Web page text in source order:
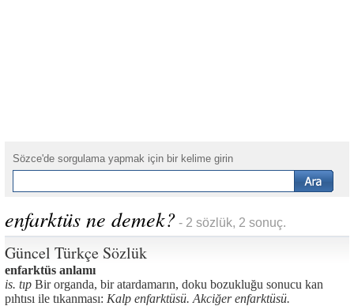
Sözce'de sorgulama yapmak için bir kelime girin
enfarktüs ne demek? - 2 sözlük, 2 sonuç.
Güncel Türkçe Sözlük
enfarktüs anlamı
is. tıp Bir organda, bir atardamarın, doku bozukluğu sonucu kan
pıhtısı ile tıkanması: Kalp enfarktüsü. Akciğer enfarktüsü.